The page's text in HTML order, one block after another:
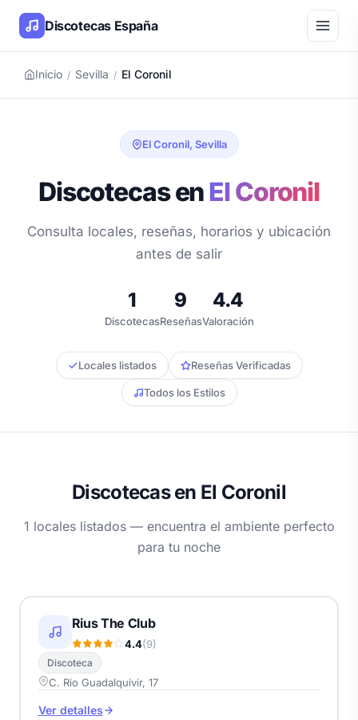
Discotecas España
Inicio / Sevilla / El Coronil
El Coronil, Sevilla
Discotecas enEl Coronil
Consulta locales, reseñas, horarios y ubicación
antes de salir
1
Discotecas
9
Reseñas
4.4
Valoración
Locales listados Reseñas Verificadas
Todos los Estilos
Discotecas en El Coronil
1 locales listados — encuentra el ambiente perfecto
para tu noche
Rius The Club
4.4(9)
Discoteca
C. Rio Guadalquivir, 17
Ver detalles